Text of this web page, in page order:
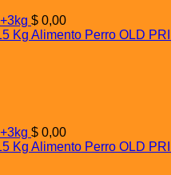
$ 0,00
Alimento Perro OLD
$ 0,00
Alimento Perro OLD